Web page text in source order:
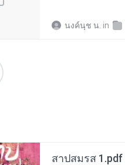
นงค์นุช น. in
สาปสมรส 1.pdf